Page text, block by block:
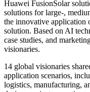
Huawei FusionSolar
solutions for large-,
the innovative application
solution. Based on AI
case studies, and
visionaries.
14 global visionaries
application scenarios,
logistics, manufacturing,